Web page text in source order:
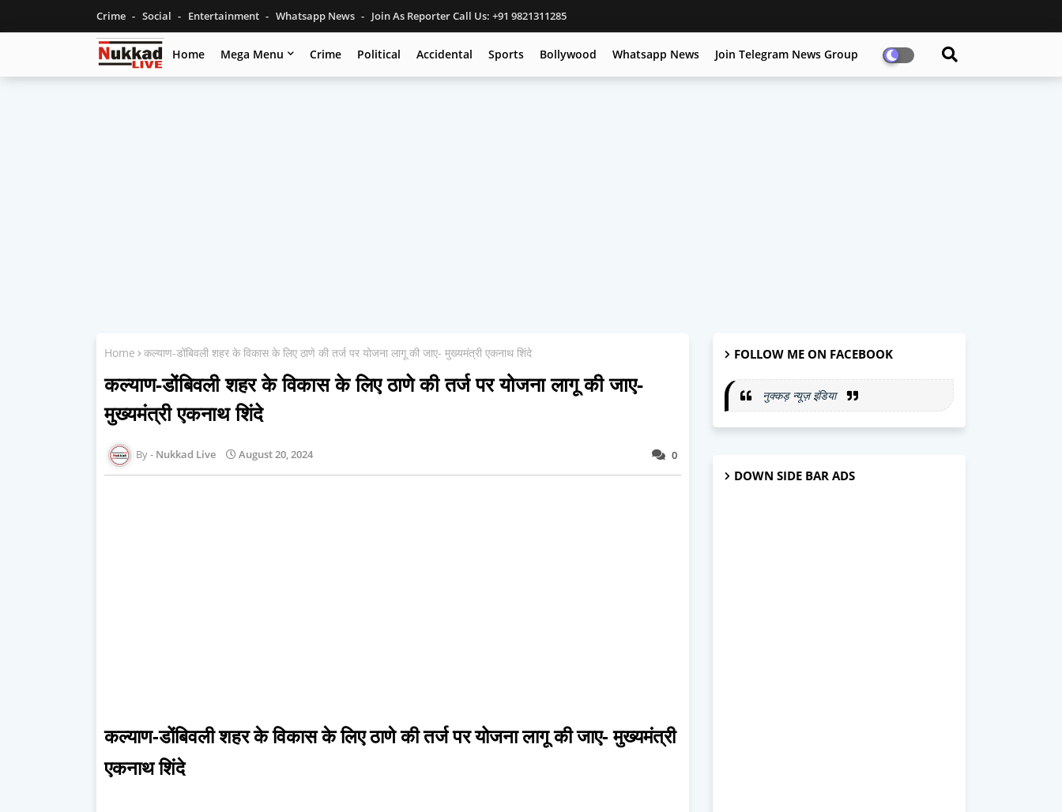
Crime Social Entertainment Whatsapp News Join As Reporter Call Us: +91 9821311285
Home Mega Menu Crime Political Accidental Sports Bollywood Whatsapp News Join Telegram News Group
Home कल्याण-डोंबिवली शहर के विकास के लिए ठाणे की तर्ज पर योजना लागू की जाए- मुख्यमंत्री एकनाथ शिंदे
कल्याण-डोंबिवली शहर के विकास के लिए ठाणे की तर्ज पर योजना लागू की जाए-
मुख्यमंत्री एकनाथ शिंदे
0
Nukkad Live August 20, 2024
कल्याण-डोंबिवली शहर के विकास के लिए ठाणे की तर्ज पर योजना लागू की जाए- मुख्यमंत्री
एकनाथ शिंदे
FOLLOW ME ON FACEBOOK
नुक्कड़ न्यूज़ इंडिया
DOWN SIDE BAR ADS